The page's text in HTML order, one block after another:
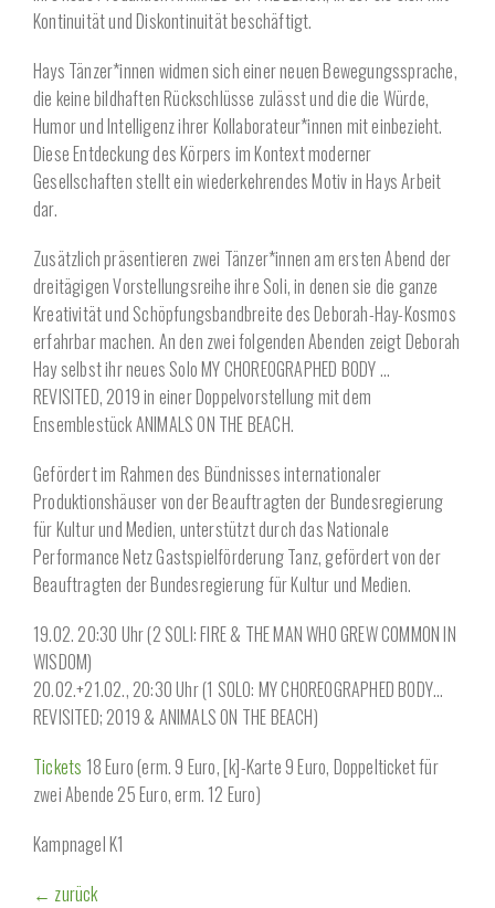
Kontinuität und Diskontinuität beschäftigt.
Hays Tänzer*innen widmen sich einer neuen Bewegungssprache,
die keine bildhaften Rückschlüsse zulässt und die die Würde,
Humor und Intelligenz ihrer Kollaborateur*innen mit einbezieht.
Diese Entdeckung des Körpers im Kontext moderner
Gesellschaften stellt ein wiederkehrendes Motiv in Hays Arbeit
dar.
Zusätzlich präsentieren zwei Tänzer*innen am ersten Abend der
dreitägigen Vorstellungsreihe ihre Soli, in denen sie die ganze
Kreativität und Schöpfungsbandbreite des Deborah-Hay-Kosmos
erfahrbar machen. An den zwei folgenden Abenden zeigt Deborah
Hay selbst ihr neues Solo MY CHOREOGRAPHED BODY …
REVISITED, 2019 in einer Doppelvorstellung mit dem
Ensemblestück ANIMALS ON THE BEACH.
Gefördert im Rahmen des Bündnisses internationaler
Produktionshäuser von der Beauftragten der Bundesregierung
für Kultur und Medien, unterstützt durch das Nationale
Performance Netz Gastspielförderung Tanz, gefördert von der
Beauftragten der Bundesregierung für Kultur und Medien.
19.02. 20:30 Uhr (2 SOLI: FIRE & THE MAN WHO GREW COMMON IN
WISDOM)
20.02.+21.02., 20:30 Uhr (1 SOLO: MY CHOREOGRAPHED BODY…
REVISITED; 2019 & ANIMALS ON THE BEACH)
Tickets 18 Euro (erm. 9 Euro, [k]-Karte 9 Euro, Doppelticket für
zwei Abende 25 Euro, erm. 12 Euro)
Kampnagel K1
← zurück